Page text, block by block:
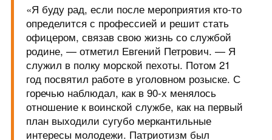
«Я буду рад, если после мероприятия кто-то
определится с профессией и решит стать
офицером, связав свою жизнь со службой
родине, — отметил Евгений Петрович. — Я
служил в полку морской пехоты. Потом 21
год посвятил работе в уголовном розыске. С
горечью наблюдал, как в 90-х менялось
отношение к воинской службе, как на первый
план выходили сугубо меркантильные
интересы молодежи. Патриотизм был